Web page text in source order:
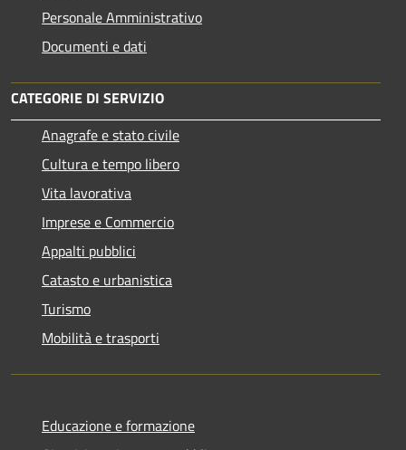
Personale Amministrativo
Documenti e dati
CATEGORIE DI SERVIZIO
Anagrafe e stato civile
Cultura e tempo libero
Vita lavorativa
Imprese e Commercio
Appalti pubblici
Catasto e urbanistica
Turismo
Mobilità e trasporti
Educazione e formazione